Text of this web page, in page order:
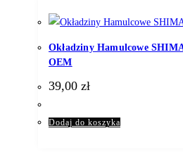
Okładziny Hamulcowe
OEM
39,00 zł
Dodaj do koszyka